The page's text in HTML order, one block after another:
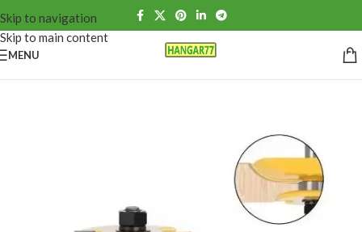
Skip to navigation
Skip to main content
MENU